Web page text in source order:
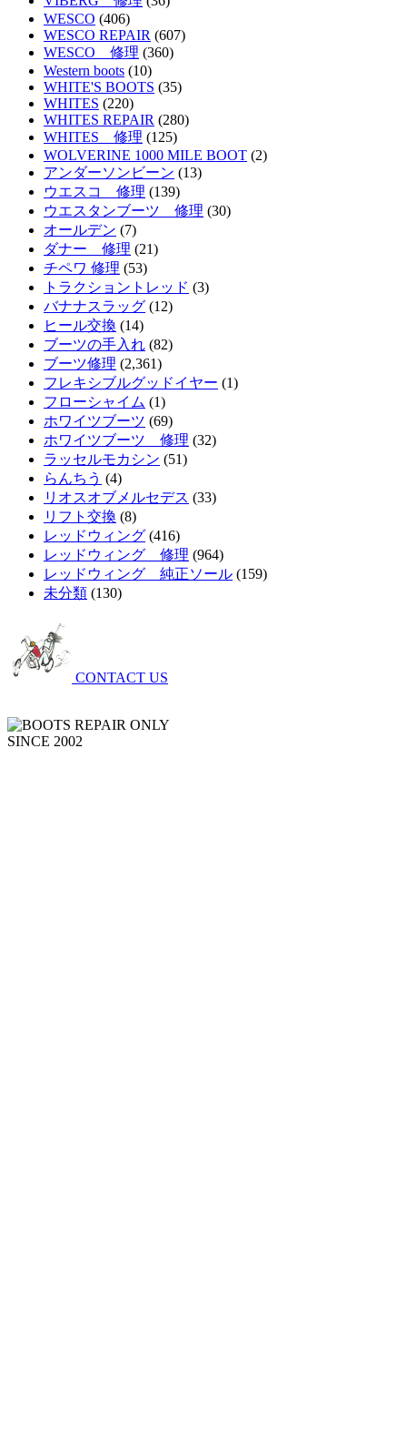
WESCO (406)
WESCO REPAIR (607)
WESCO 修理 (360)
Western boots (10)
WHITE'S BOOTS (35)
WHITES (220)
WHITES REPAIR (280)
WHITES 修理 (125)
WOLVERINE 1000 MILE BOOT (2)
アンダーソンビーン (13)
ウエスコ 修理 (139)
ウエスタンブーツ 修理 (30)
オールデン (7)
ダナー 修理 (21)
チペワ 修理 (53)
トラクショントレッド (3)
バナナスラッグ (12)
ヒール交換 (14)
ブーツの手入れ (82)
ブーツ修理 (2,361)
フレキシブルグッドイヤー (1)
フローシャイム (1)
ホワイツブーツ (69)
ホワイツブーツ 修理 (32)
ラッセルモカシン (51)
らんちう (4)
リオスオブメルセデス (33)
リフト交換 (8)
レッドウィング (416)
レッドウィング 修理 (964)
レッドウィング 純正ソール (159)
未分類 (130)
CONTACT US
SINCE 2002